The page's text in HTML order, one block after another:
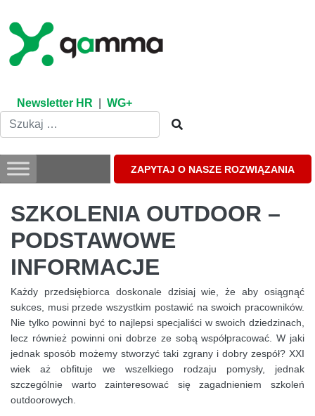
content
Newsletter HR WG+
ZAPYTAJ O NASZE ROZWIĄZANIA
SZKOLENIA OUTDOOR –
PODSTAWOWE
INFORMACJE
Każdy przedsiębiorca doskonale dzisiaj wie, że aby osiągnąć
sukces, musi przede wszystkim postawić na swoich pracowników.
Nie tylko powinni być to najlepsi specjaliści w swoich dziedzinach,
lecz również powinni oni dobrze ze sobą współpracować. W jaki
jednak sposób możemy stworzyć taki zgrany i dobry zespół? XXI
wiek aż obfituje we wszelkiego rodzaju pomysły, jednak
szczególnie warto zainteresować się zagadnieniem szkoleń
outdoorowych.